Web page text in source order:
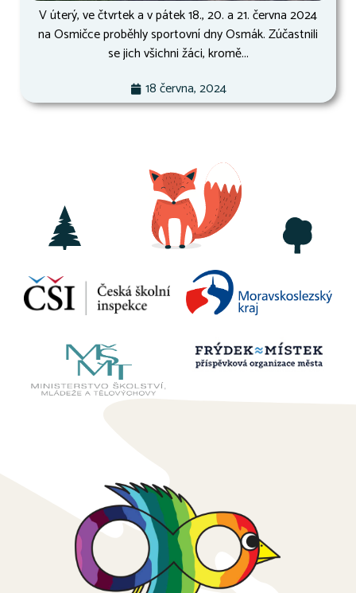
V úterý, ve čtvrtek a v pátek 18., 20. a 21. června 2024
na Osmičce proběhly sportovní dny Osmák. Zúčastnili
se jich všichni žáci, kromě...
18 června, 2024